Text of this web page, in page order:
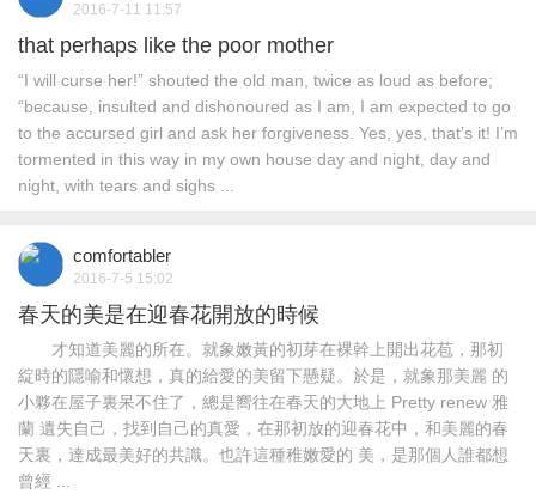
2016-7-11 11:57
that perhaps like the poor mother
“I will curse her!” shouted the old man, twice as loud as before;
“because, insulted and dishonoured as I am, I am expected to go
to the accursed girl and ask her forgiveness. Yes, yes, that’s it! I’m
tormented in this way in my own house day and night, day and
night, with tears and sighs ...
comfortabler
2016-7-5 15:02
春天的美是在迎春花開放的時候
才知道美麗的所在。就象嫩黃的初芽在裸幹上開出花苞，那初
綻時的隱喻和懷想，真的給愛的美留下懸疑。於是，就象那美麗 的
小夥在屋子裏呆不住了，總是嚮往在春天的大地上 Pretty renew 雅
蘭 遺失自己，找到自己的真愛，在那初放的迎春花中，和美麗的春
天裏，達成最美好的共識。也許這種稚嫩愛的 美，是那個人誰都想
曾經 ...